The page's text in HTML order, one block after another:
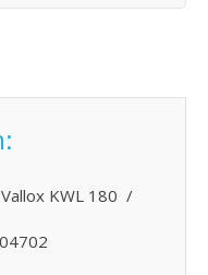
KWL 180 /